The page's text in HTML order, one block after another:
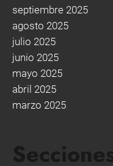
septiembre 2025
agosto 2025
julio 2025
junio 2025
mayo 2025
abril 2025
marzo 2025